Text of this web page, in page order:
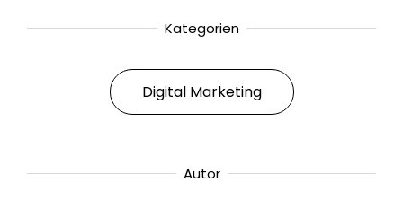
Kategorien
Digital Marketing
Autor